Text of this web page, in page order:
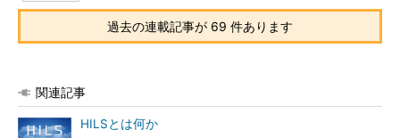
過去の連載記事が 69 件あります
関連記事
HILSとは何か